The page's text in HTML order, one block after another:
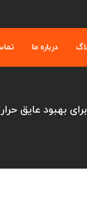
درباره ما
بهبود عایق